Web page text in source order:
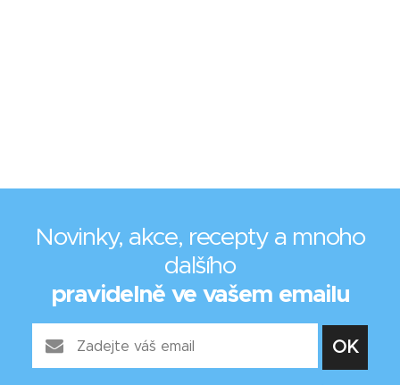
Novinky, akce, recepty a mnoho
dalšího
pravidelně ve vašem emailu